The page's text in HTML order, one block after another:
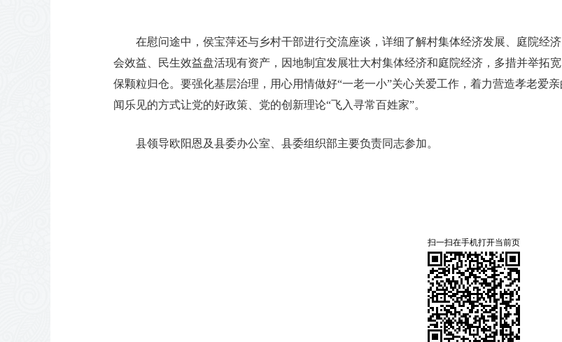
在慰问途中，侯宝萍还与乡村干部进行交流座谈，详细了解村集体经济发展、庭院经
会效益、民生效益盘活现有资产，因地制宜发展壮大村集体经济和庭院经济，多措并举拓
保颗粒归仓。要强化基层治理，用心用情做好“一老一小”关心关爱工作，着力营造孝老爱
闻乐见的方式让党的好政策、党的创新理论“飞入寻常百姓家”。
县领导欧阳恩及县委办公室、县委组织部主要负责同志参加。
扫一扫在手机打开当前页